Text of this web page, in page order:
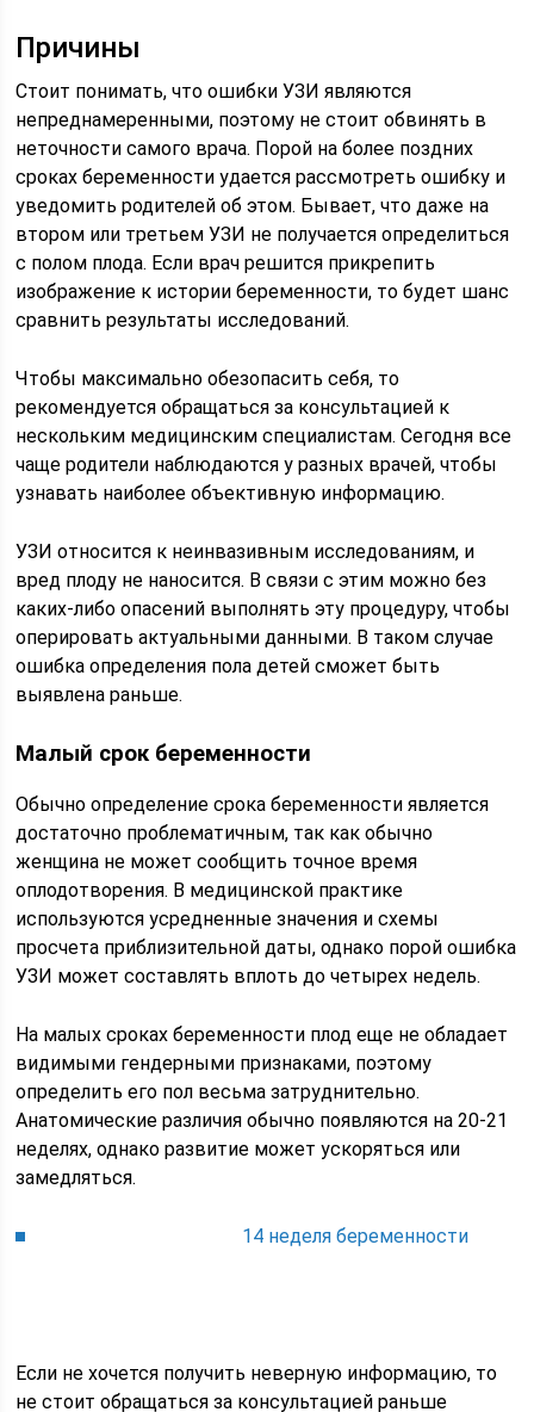
Причины
Стоит понимать, что ошибки УЗИ являются
непреднамеренными, поэтому не стоит обвинять в
неточности самого врача. Порой на более поздних
сроках беременности удается рассмотреть ошибку и
уведомить родителей об этом. Бывает, что даже на
втором или третьем УЗИ не получается определиться
с полом плода. Если врач решится прикрепить
изображение к истории беременности, то будет шанс
сравнить результаты исследований.
Чтобы максимально обезопасить себя, то
рекомендуется обращаться за консультацией к
нескольким медицинским специалистам. Сегодня все
чаще родители наблюдаются у разных врачей, чтобы
узнавать наиболее объективную информацию.
УЗИ относится к неинвазивным исследованиям, и
вред плоду не наносится. В связи с этим можно без
каких-либо опасений выполнять эту процедуру, чтобы
оперировать актуальными данными. В таком случае
ошибка определения пола детей сможет быть
выявлена раньше.
Малый срок беременности
Обычно определение срока беременности является
достаточно проблематичным, так как обычно
женщина не может сообщить точное время
оплодотворения. В медицинской практике
используются усредненные значения и схемы
просчета приблизительной даты, однако порой ошибка
УЗИ может составлять вплоть до четырех недель.
На малых сроках беременности плод еще не обладает
видимыми гендерными признаками, поэтому
определить его пол весьма затруднительно.
Анатомические различия обычно появляются на 20-21
неделях, однако развитие может ускоряться или
замедляться.
14 неделя беременности
Если не хочется получить неверную информацию, то
не стоит обращаться за консультацией раньше